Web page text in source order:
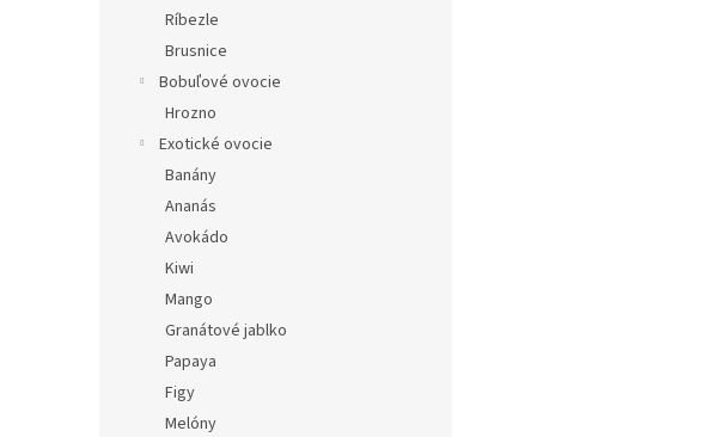
Ríbezle
Brusnice
Bobuľové ovocie
Hrozno
Exotické ovocie
Banány
Ananás
Avokádo
Kiwi
Mango
Granátové jablko
Papaya
Figy
Melóny